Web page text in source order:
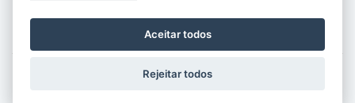
2026 © LAIS (HUOL). Todos os direitos
Aceitar todos
Rejeitar todos